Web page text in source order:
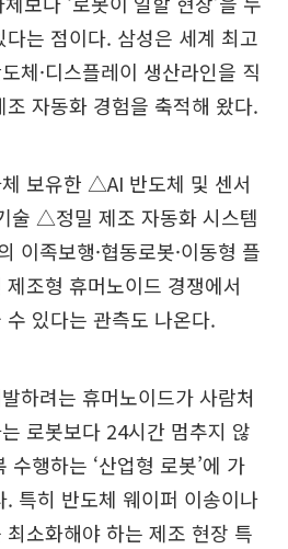
는 점이다. 삼성은 세계 최고
체·디스플레이 생산라인을 직
자동화 경험을 축적해 왔다.
보유한 △AI 반도체 및 센서
술 △정밀 제조 자동화 시스템
이족보행·협동로봇·이동형 플
조형 휴머노이드 경쟁에서
있다는 관측도 나온다.
하려는 휴머노이드가 사람처
로봇보다 24시간 멈추지 않
행하는 ‘산업형 로봇’에 가
특히 반도체 웨이퍼 이송이나
소화해야 하는 제조 현장 특